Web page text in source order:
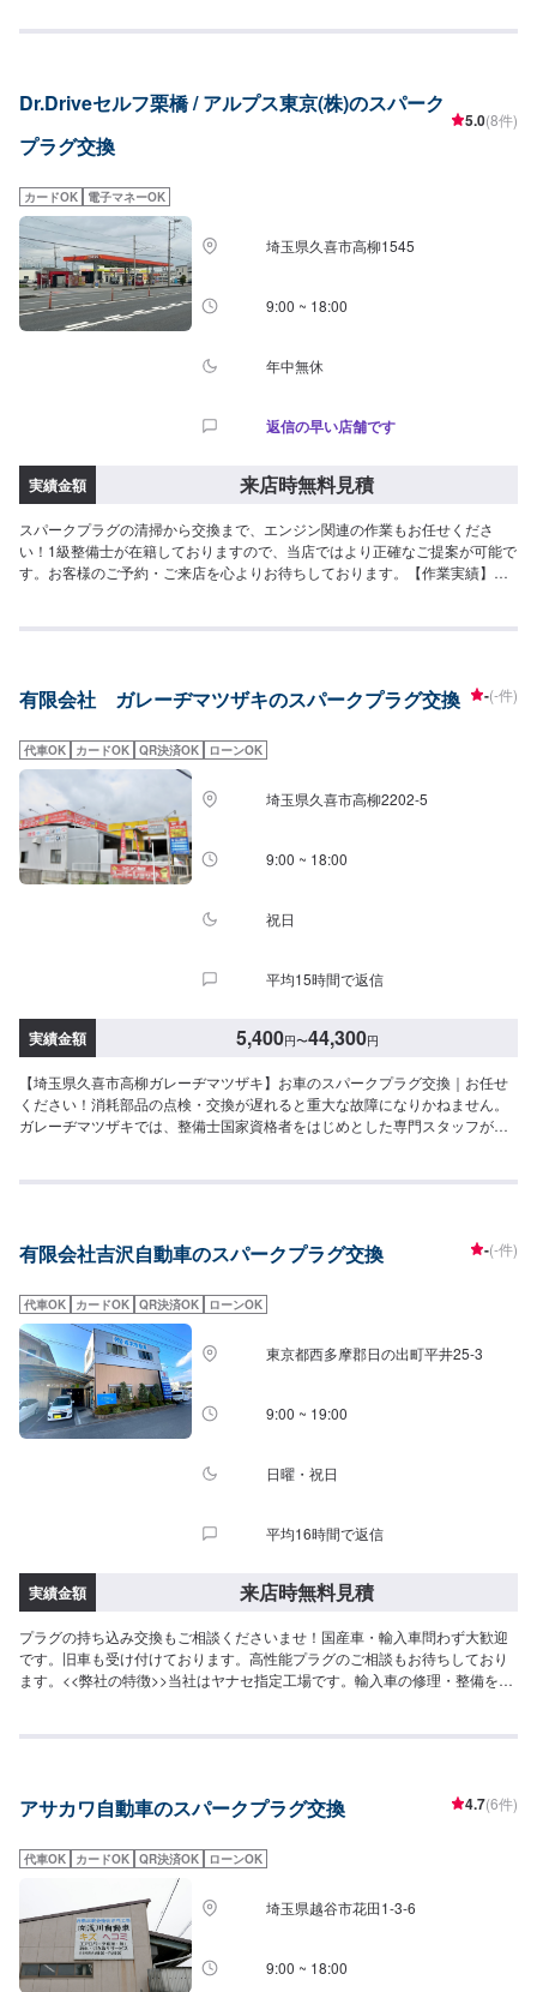
にてお伝えください。他店購入車の対応も、輸入車の対応も、クルマの購入
支えでここまで1歩ずつ成長をさせて頂きました。これからもお客様に笑顔を
届けられるよう、新しいお店のオープンも進んでおります。
い。※色は選べませんお客様の大切なお車をトータルサポート！クルマに関す
ニーズに応えたご提案をいたします。高い信頼性、高い修理技術埼玉県川口
市の原自動車工作所は大手ディーラー・損害保険ジャパン日本興亜の修理指
定工場です。【45年の実績】●1969年創業！●40年の経験で積み上げたノウ
ツの対応もいたします。※パーツの不備などにより、取り付けができなかった
場合でも、動作確認などで発生した工賃をご請求させていただきますので、
あらかじめご了承ください。【代車について】無料代車（無保険時）を24台
ご用意しております。燃料代はお客さま負担となりますので、ご了承くださ
い。【営業時間・定休日】営業時間：8:30〜17:30定休日：日・祝・第一、第
三月曜日
Dr.Driveセルフ栗橋 / アルプス東京(株)のスパーク
プラグ交換
5.0(8件)
カードOK 電子マネーOK
埼玉県久喜市高柳1545
9:00 ~ 18:00
年中無休
返信の早い店舗です
実績金額 来店時無料見積
スパークプラグの清掃から交換まで、エンジン関連の作業もお任せくださ
い！1級整備士が在籍しておりますので、当店ではより正確なご提案が可能で
す。お客様のご予約・ご来店を心よりお待ちしております。【作業実績】ス
有限会社 ガレーヂマツザキのスパークプラグ交換 -(-件)
代車OK カードOK QR決済OK ローンOK
埼玉県久喜市高柳2202-5
9:00 ~ 18:00
祝日
平均15時間で返信
実績金額 5,400円〜44,300円
【埼玉県久喜市高柳ガレーヂマツザキ】お車のスパークプラグ交換｜お任せ
ください！消耗部品の点検・交換が遅れると重大な故障になりかねません。
ガレーヂマツザキでは、整備士国家資格者をはじめとした専門スタッフが愛
労働安全衛生法に定められている教育を受けた整備士が整備を行っておりま
持ち込み・引き取り【4】正式なお見積り【5】作業開始【6】納車時のお支
預かりしている間、代車をお貸し致します。台数も豊富な20台ご用意してお
ります。事前に予約が必要となる場合もございますので、まずはお気軽にご
相談ください。※代車の燃料代はお客様にご負担いただいております。<定休
日・営業時間>定休日：なし営業時間：9:00~18:00クレジット・QR決済など
をご希望の方は事前にお申し付けください。
有限会社吉沢自動車のスパークプラグ交換 -(-件)
代車OK カードOK QR決済OK ローンOK
東京都西多摩郡日の出町平井25-3
9:00 ~ 19:00
日曜・祝日
平均16時間で返信
実績金額 来店時無料見積
プラグの持ち込み交換もご相談くださいませ！国産車・輸入車問わず大歓迎
です。旧車も受け付けております。高性能プラグのご相談もお待ちしており
ます。<<弊社の特徴>>当社はヤナセ指定工場です。輸入車の修理・整備を強
ております。万が一の故障の際にも安心です。<<国家資格を持った整備士が
アサカワ自動車のスパークプラグ交換 4.7(6件)
代車OK カードOK QR決済OK ローンOK
埼玉県越谷市花田1-3-6
9:00 ~ 18:00